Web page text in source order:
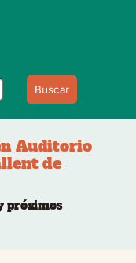
Buscar
Auditorio
de
próximos